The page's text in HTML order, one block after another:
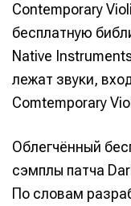
Contemporary
бесплатную
Native
лежат звуки,
Comtemporary
Облегчённый
сэмплы патча
По словам